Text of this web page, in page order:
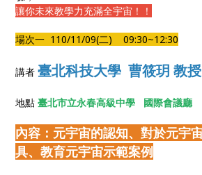
讓你未來教學力充滿全宇宙！！
場次一 110/11/09(二) 09:30~12:30
講者臺北科技大學 曹筱玥 教授
地點臺北市立永春高級中學 國際會議廳
內容：元宇宙的認知、對於元宇
具、教育元宇宙示範案例